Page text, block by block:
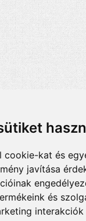
cookie-kat és
javítása
és
interakciók